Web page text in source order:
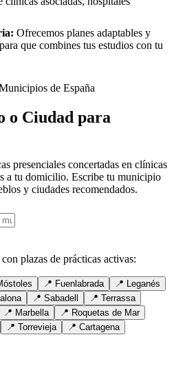
Ofrecemos planes adaptables y
que combines tus estudios con tu
de España
o Ciudad para
presenciales concertadas en clínicas
a tu domicilio. Escribe tu municipio
y ciudades recomendados.
plazas de prácticas activas:
📍 Fuenlabrada 📍 Leganés
📍 Sabadell 📍 Terrassa
📍 Marbella 📍 Roquetas de Mar
📍 Torrevieja 📍 Cartagena